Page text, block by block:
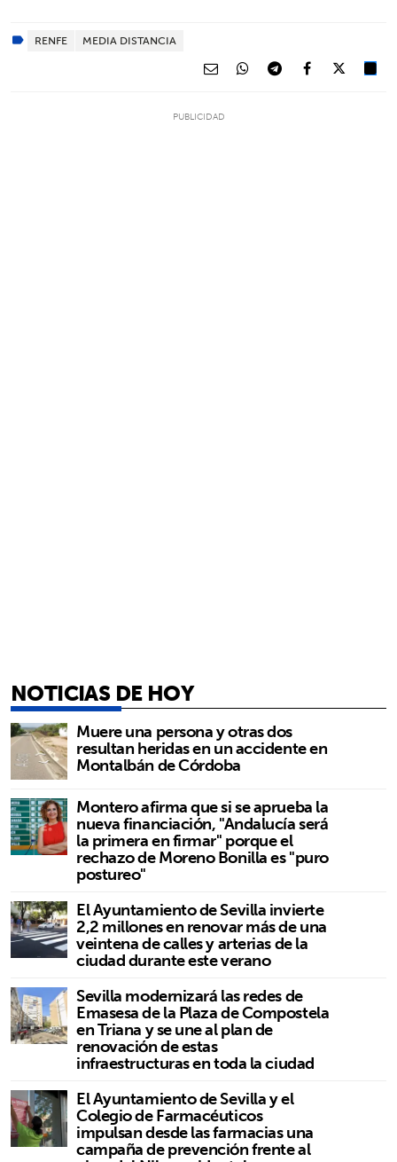
RENFE MEDIA DISTANCIA
NOTICIAS DE HOY
Muere una persona y otras dos
resultan heridas en un accidente en
Montalbán de Córdoba
Montero afirma que si se aprueba la
nueva financiación, "Andalucía será
la primera en firmar" porque el
rechazo de Moreno Bonilla es "puro
postureo"
El Ayuntamiento de Sevilla invierte
2,2 millones en renovar más de una
veintena de calles y arterias de la
ciudad durante este verano
Sevilla modernizará las redes de
Emasesa de la Plaza de Compostela
en Triana y se une al plan de
renovación de estas
infraestructuras en toda la ciudad
El Ayuntamiento de Sevilla y el
Colegio de Farmacéuticos
impulsan desde las farmacias una
campaña de prevención frente al